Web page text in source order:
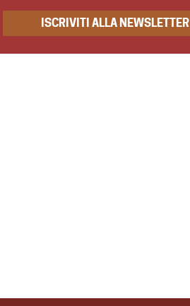
ISCRIVITI ALLA NEWSLETTER